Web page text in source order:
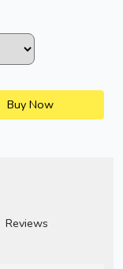
Buy Now
Reviews